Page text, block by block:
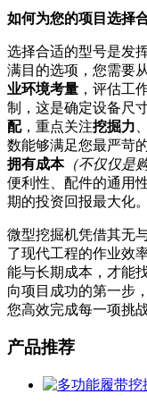
如何为您的项目选择
选择合适的型号是发
满目的选项，您需要
业环境考量 ，评估工
制，这是确定设备尺
配，重点关注挖掘力
数能够满足您最严苛
拥有成本（不仅仅是
便利性、配件的通用
期的投资回报最大化。
微型挖掘机凭借其无
了现代工程的作业效
能与长期成本，才能
向项目成功的第一步
您高效完成每一项挑战
产品推荐